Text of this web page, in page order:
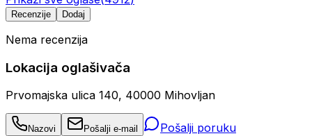
Recenzije Dodaj
Nema recenzija
Lokacija oglašivača
Prvomajska ulica 140, 40000 Mihovljan
Nazovi Pošalji e-mail Pošalji poruku